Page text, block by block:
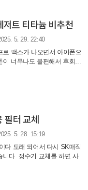
기존에 사용하던 무게 가볍고
면 HR2603/90 정도의 제품
이..
트 티타늄 비추천
5. 29. 22:40
로 맥스가 나오면서 아이폰으
너무나도 불편해서 후회를
아이폰 장점은 모르겠습니
저트 티타늄을 선택했는데
불편했고, 다른곳으로 넘어갈
많이 불편 했습니다. 다행이도
것에 이제는 익숙해 졌지..
터 교체
5. 28. 15:19
다 도래 되어서 다시 SK매직
다. 정수기 교체를 하면 사은
데 사실 사은품을 받으면 그
아 그냥 기존에 쓰던 SK매직